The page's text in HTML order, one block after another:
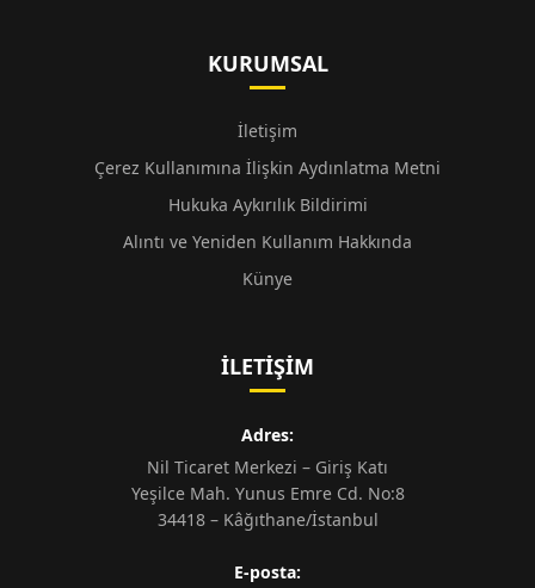
KURUMSAL
İletişim
Çerez Kullanımına İlişkin Aydınlatma Metni
Hukuka Aykırılık Bildirimi
Alıntı ve Yeniden Kullanım Hakkında
Künye
İLETIŞIM
Adres:
Nil Ticaret Merkezi – Giriş Katı
Yeşilce Mah. Yunus Emre Cd. No:8
34418 – Kâğıthane/İstanbul
E-posta: